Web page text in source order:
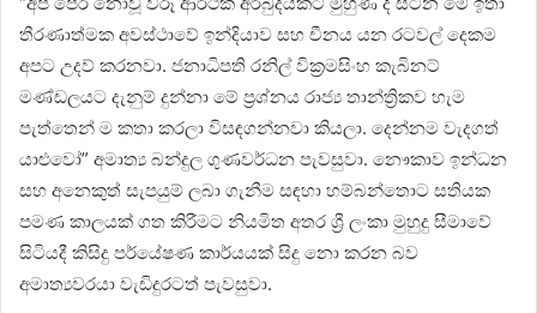
තීරණාත්මක අවස්ථාවේ ඉන්දියාව සහ චීනය යන රටවල් දෙකම
අපට උදව් කරනවා. ජනාධිපති රනිල් වික්‍රමසිංහ කැබිනට්
මණ්ඩලයට දැනුම් දුන්නා මේ ප්‍රශ්නය රාජ්‍ය තාන්ත්‍රිකව හැම
පැත්තෙන් ම කතා කරලා විසඳගන්නවා කියලා. දෙන්නම වැදගත්
යාළුවෝ” අමාත්‍ය බන්දුල ගුණවර්ධන පැවසුවා. නෞකාව ඉන්ධන
සහ අනෙකුත් සැපයුම් ලබා ගැනීම සඳහා හම්බන්තොට සතියක
පමණ කාලයක් ගත කිරීමට නියමිත අතර ශ්‍රී ලංකා මුහුදු සීමාවේ
සිටියදී කිසිදු පර්යේෂණ කාර්යයක් සිදු නො කරන බව
අමාත්‍යවරයා වැඩිදුරටත් පැවසුවා.